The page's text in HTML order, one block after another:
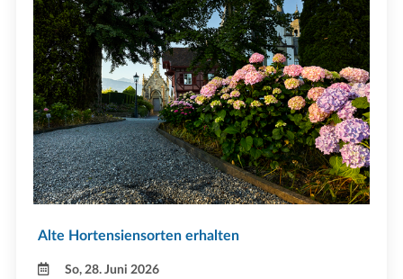
Alte Hortensiensorten erhalten
So, 28. Juni 2026